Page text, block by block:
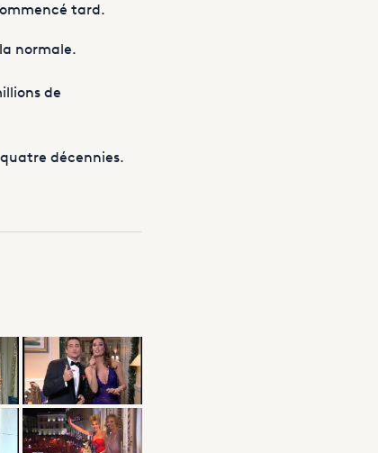
tard.
normale.
de
décennies.